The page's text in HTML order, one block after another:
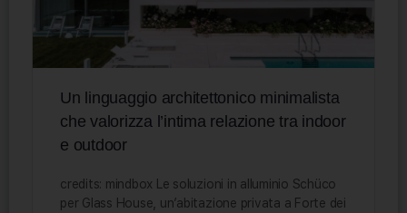
Un linguaggio architettonico minimalista
che valorizza l’intima relazione tra indoor
e outdoor
credits: mindbox Le soluzioni in alluminio Schüco
per Glass House, un’abitazione privata a Forte dei